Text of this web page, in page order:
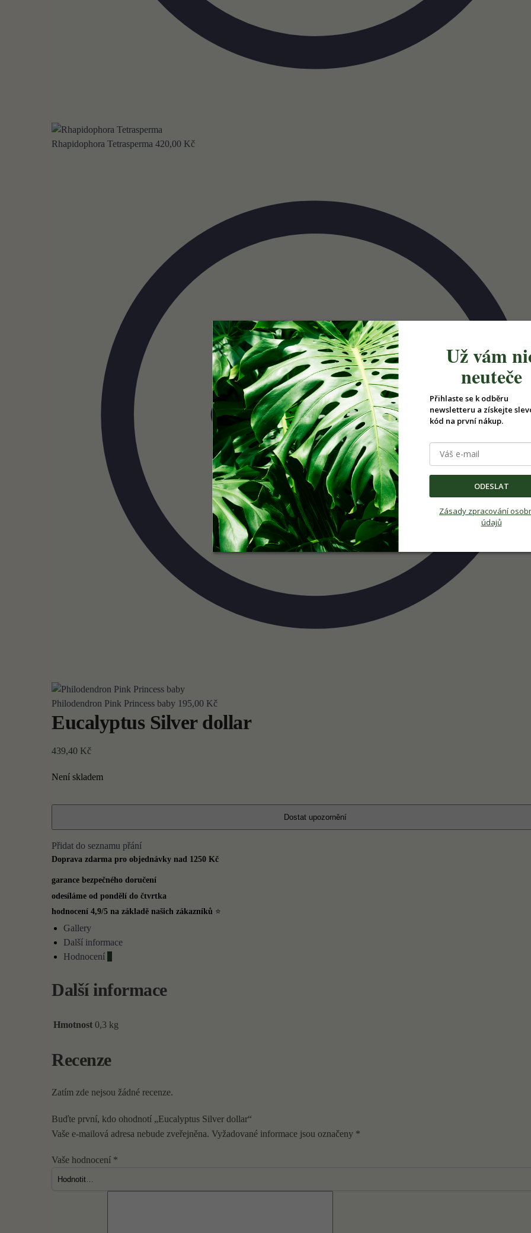
Rhapidophora Tetrasperma 420,00 Kč
Philodendron Pink Princess baby 195,00 Kč
Eucalyptus Silver dollar
439,40 Kč
Není skladem
Přidat do seznamu přání
Doprava zdarma pro objednávky nad 1250 Kč
garance bezpečného doručení
odesíláme od pondělí do čtvrtka
hodnocení 4,9/5 na základě našich zákazníků ⭐
Gallery
Další informace
Hodnocení
Další informace
Hmotnost 0,3 kg
Recenze
Zatím zde nejsou žádné recenze.
Buďte první, kdo ohodnotí „Eucalyptus Silver dollar“
Vaše e-mailová adresa nebude zveřejněna. Vyžadované informace jsou označeny *
Vaše hodnocení *
Už vám
neuteče
Přihlaste se k odběru
newsletteru a získejte
kód na první nákup.
ODESLAT
Zásady zpracování
údajů